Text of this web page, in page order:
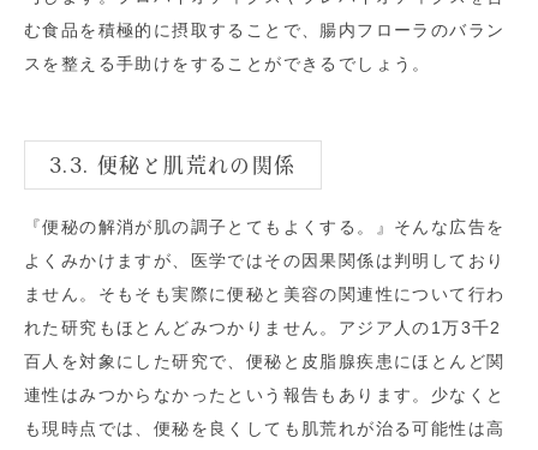
む食品を積極的に摂取することで、腸内フローラのバラン
スを整える手助けをすることができるでしょう。
3.3. 便秘と肌荒れの関係
『便秘の解消が肌の調子とてもよくする。』そんな広告を
よくみかけますが、医学ではその因果関係は判明しており
ません。そもそも実際に便秘と美容の関連性について行わ
れた研究もほとんどみつかりません。アジア人の1万3千2
百人を対象にした研究で、便秘と皮脂腺疾患にほとんど関
連性はみつからなかったという報告もあります。少なくと
も現時点では、便秘を良くしても肌荒れが治る可能性は高